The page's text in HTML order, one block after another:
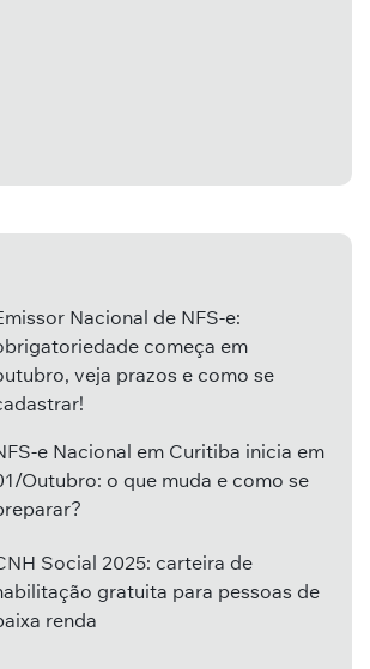
Nacional de NFS-e:
começa em
veja prazos e como se
e Nacional em Curitiba inicia em
Outubro: o que muda e como se
Social 2025: carteira de
gratuita para pessoas de
renda